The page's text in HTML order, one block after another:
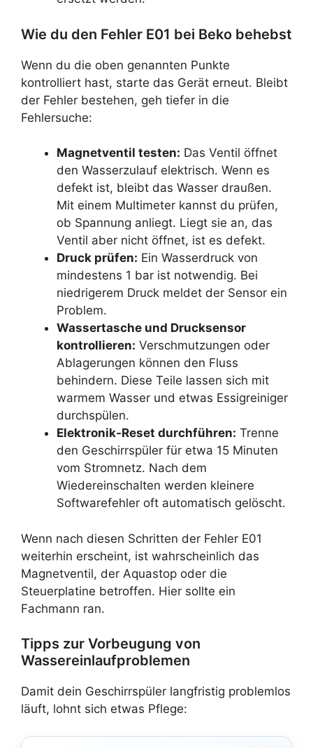
Wie du den Fehler E01 bei Beko behebst
Wenn du die oben genannten Punkte
kontrolliert hast, starte das Gerät erneut. Bleibt
der Fehler bestehen, geh tiefer in die
Fehlersuche:
Magnetventil testen: Das Ventil öffnet
den Wasserzulauf elektrisch. Wenn es
defekt ist, bleibt das Wasser draußen.
Mit einem Multimeter kannst du prüfen,
ob Spannung anliegt. Liegt sie an, das
Ventil aber nicht öffnet, ist es defekt.
Druck prüfen: Ein Wasserdruck von
mindestens 1 bar ist notwendig. Bei
niedrigerem Druck meldet der Sensor ein
Problem.
Wassertasche und Drucksensor
kontrollieren: Verschmutzungen oder
Ablagerungen können den Fluss
behindern. Diese Teile lassen sich mit
warmem Wasser und etwas Essigreiniger
durchspülen.
Elektronik-Reset durchführen: Trenne
den Geschirrspüler für etwa 15 Minuten
vom Stromnetz. Nach dem
Wiedereinschalten werden kleinere
Softwarefehler oft automatisch gelöscht.
Wenn nach diesen Schritten der Fehler E01
weiterhin erscheint, ist wahrscheinlich das
Magnetventil, der Aquastop oder die
Steuerplatine betroffen. Hier sollte ein
Fachmann ran.
Tipps zur Vorbeugung von
Wassereinlaufproblemen
Damit dein Geschirrspüler langfristig problemlos
läuft, lohnt sich etwas Pflege: